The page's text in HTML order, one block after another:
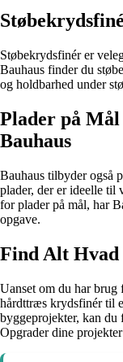
Støbekrydsfinér er
Bauhaus finder du
og holdbarhed under
Plader på
Bauhaus
Bauhaus tilbyder også
plader, der er ideelle til
for plader på mål, har
opgave.
Find Alt Hvad
Uanset om du har
hårdttræs krydsfinér til
byggeprojekter, kan du
Opgrader dine